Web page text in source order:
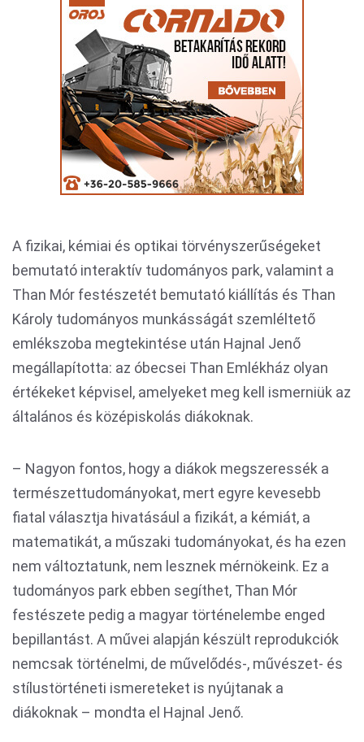
A fizikai, kémiai és optikai törvényszerűségeket
bemutató interaktív tudományos park, valamint a
Than Mór festészetét bemutató kiállítás és Than
Károly tudományos munkásságát szemléltető
emlékszoba megtekintése után Hajnal Jenő
megállapította: az óbecsei Than Emlékház olyan
értékeket képvisel, amelyeket meg kell ismerniük az
általános és középiskolás diákoknak.
– Nagyon fontos, hogy a diákok megszeressék a
természettudományokat, mert egyre kevesebb
fiatal választja hivatásául a fizikát, a kémiát, a
matematikát, a műszaki tudományokat, és ha ezen
nem változtatunk, nem lesznek mérnökeink. Ez a
tudományos park ebben segíthet, Than Mór
festészete pedig a magyar történelembe enged
bepillantást. A művei alapján készült reprodukciók
nemcsak történelmi, de művelődés-, művészet- és
stílustörténeti ismereteket is nyújtanak a
diákoknak – mondta el Hajnal Jenő.